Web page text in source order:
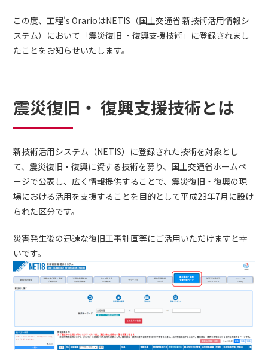
この度、工程's OrarioはNETIS（国土交通省 新技術活用情報シ
ステム）において「震災復旧 ・復興支援技術」に登録されまし
たことをお知らせいたします。
震災復旧・ 復興支援技術とは
新技術活用システム（NETIS）に登録された技術を対象とし
て、震災復旧・復興に資する技術を募り、国土交通省ホームペ
ージで公表し、広く情報提供することで、震災復旧・復興の現
場における活用を支援することを目的として平成23年7月に設け
られた区分です。
災害発生後の迅速な復旧工事計画等にご活用いただけますと幸
いです。